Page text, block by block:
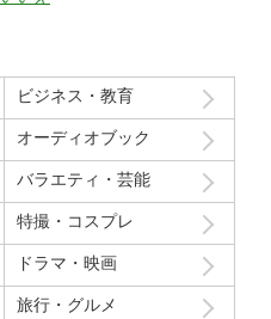
価格の高い順
年間ランキング
ビジネス・教育
オーディオブック
バラエティ・芸能
特撮・コスプレ
ドラマ・映画
旅行・グルメ